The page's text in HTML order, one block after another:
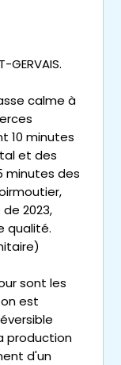
GERVAIS.
calme à
10 minutes
et des
minutes des
2023,
qualité.
sont les
est
production
d'un